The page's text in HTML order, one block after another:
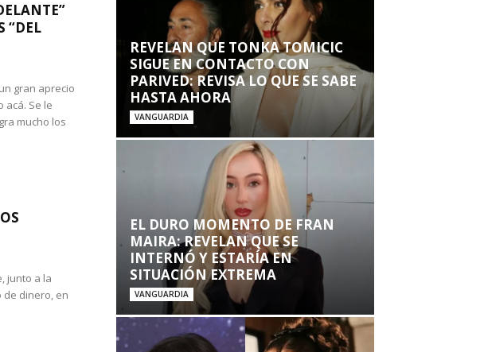
“DEL
gran aprecio
acá. Se le
mucho los
junto a la
de dinero, en
REVELAN QUE TONKA TOMICIC
SIGUE EN CONTACTO CON
PARIVED: REVISA LO QUE SE SABE
HASTA AHORA
VANGUARDIA
EL DURO MOMENTO DE FRAN
MAIRA: REVELAN QUE SE
INTERNÓ Y ESTARÍA EN
SITUACIÓN EXTREMA
VANGUARDIA